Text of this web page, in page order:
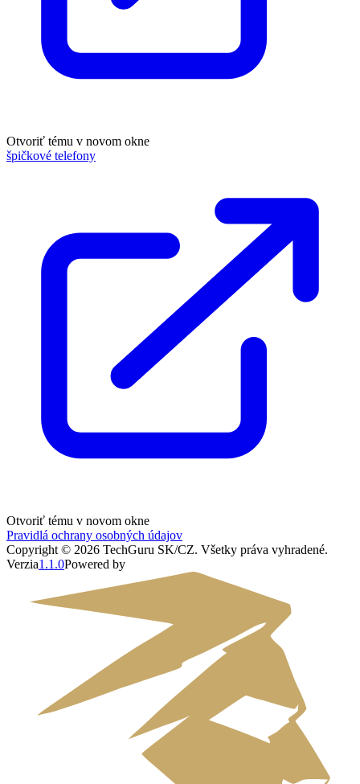
Otvoriť tému v novom okne
špičkové telefony
Otvoriť tému v novom okne
Pravidlá ochrany osobných údajov
Copyright © 2026 TechGuru SK/CZ. Všetky práva vyhradené.
Verzia1.1.0Powered by